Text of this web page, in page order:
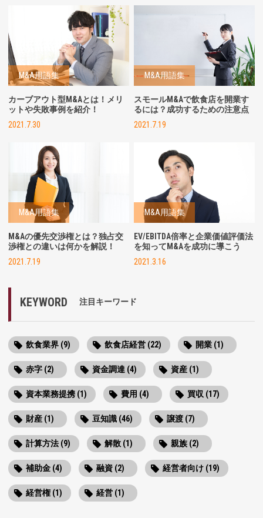
M&A用語集
カーブアウト型M&Aとは！メリ
ットや失敗事例を紹介！
2021.7.30
M&A用語集
スモールM&Aで飲食店を開業す
るには？成功するための注意点
2021.7.19
M&A用語集
M&Aの優先交渉権とは？独占交
渉権との違いは何かを解説！
2021.7.19
M&A用語集
EV/EBITDA倍率と企業価値評価法
を知ってM&Aを成功に導こう
2021.3.16
KEYWORD 注目キーワード
飲食業界 (9) 飲食店経営 (22) 開業 (1)
赤字 (2) 資金調達 (4) 資産 (1)
資本業務提携 (1) 費用 (4) 買収 (17)
財産 (1) 豆知識 (46) 譲渡 (7)
計算方法 (9) 解散 (1) 親族 (2)
補助金 (4) 融資 (2) 経営者向け (19)
経営権 (1) 経営 (1)